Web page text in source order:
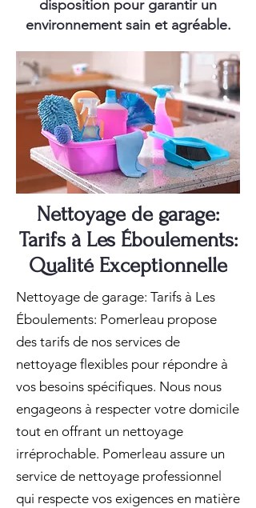
disposition pour garantir un
environnement sain et agréable.
Nettoyage de garage:
Tarifs à Les Éboulements:
Qualité Exceptionnelle
Nettoyage de garage: Tarifs à Les
Éboulements: Pomerleau propose
des tarifs de nos services de
nettoyage flexibles pour répondre à
vos besoins spécifiques. Nous nous
engageons à respecter votre domicile
tout en offrant un nettoyage
irréprochable. Pomerleau assure un
service de nettoyage professionnel
qui respecte vos exigences en matière